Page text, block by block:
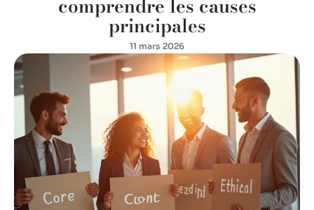
comprendre les causes
principales
11 mars 2026